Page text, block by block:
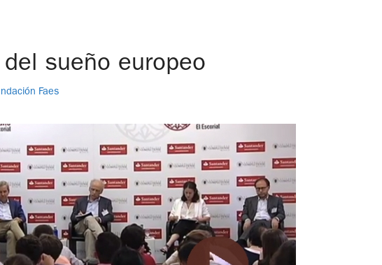
sueño europeo
Faes